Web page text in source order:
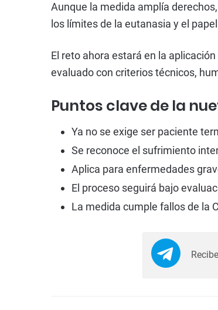
Aunque la medida amplía
los límites de la eutanasia y el
El reto ahora estará en la
evaluado con criterios técnicos,
Puntos clave de la
Ya no se exige ser paciente
Se reconoce el sufrimiento
Aplica para enfermedades
El proceso seguirá bajo
La medida cumple fallos de la